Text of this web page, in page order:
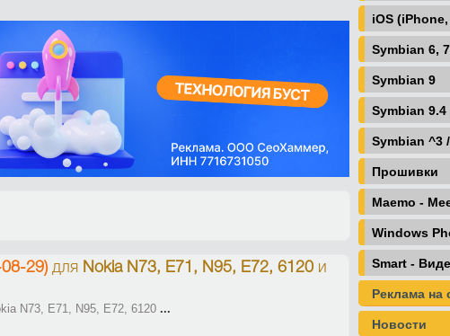
29)для Nokia N73, E71, N95, E72, 6120и
N73, E71, N95, E72, 6120 ...
iOS
Symbian 6,
Symbian 9
Symbian 9.4
Symbian ^3
Прошивки
Maemo -
Windows
Smart -
Реклама на
Новости